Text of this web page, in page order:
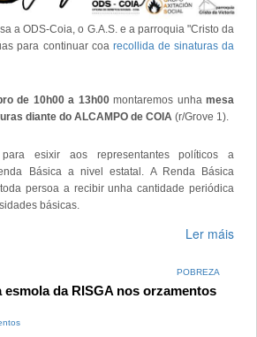
a ODS-Coia, o G.A.S. e a parroquia "Cristo da
para continuar coa recollida de sinaturas da
de 10h00 a 13h00montaremos unhamesa
diante do ALCAMPO de COIA (r/Grove 1).
esixir aos representantes políticos a
Básica a nivel estatal. A Renda Básica
persoa a recibir unha cantidade periódica
básicas.
Ler máis
POBREZA
esmola da RISGA nos orzamentos